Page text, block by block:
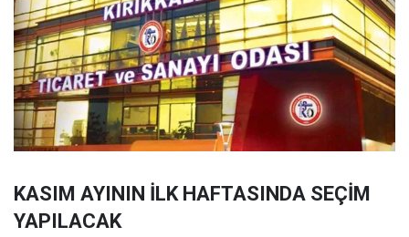
KASIM AYININ İLK HAFTASINDA SEÇİM
YAPILACAK